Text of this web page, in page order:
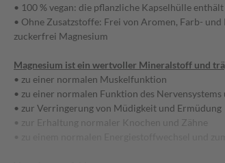
• 100 % vegan: die pflanzliche Kapselhülle
• Ohne Zusatzstoffe: Frei von Aromen, Farb-
zuckerfrei Magnesium
Magnesium ist ein wertvoller Mineralstoff und
• zu einer normalen Muskelfunktion
• zu einer normalen Funktion des
• zur Verringerung von Müdigkeit und Ermüdung
• zur Erhaltung normaler Knochen und Zähne